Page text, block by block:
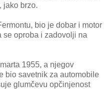
jako brzo.
bio je dobar i motor
se oproba i zadovolji na
1955, a njegov
bio savetnik za automobile
glumčevu opčinjenost